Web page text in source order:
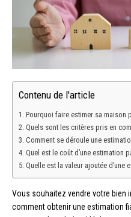
Contenu de l'article
Pourquoi faire estimer sa maison
Quels sont les critères pris en
Comment se déroule une
Quel est le coût d’une estimation
Quelle est la valeur ajoutée d’une
Vous souhaitez vendre votre bien
comment obtenir une estimation